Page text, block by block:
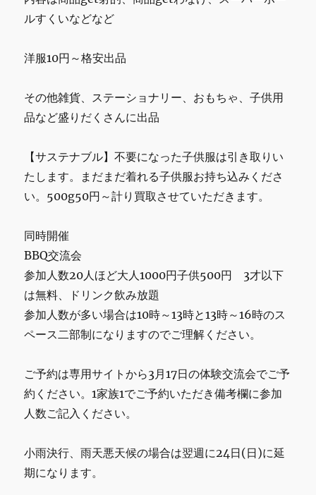
ルすくいなどなど
洋服10円～格安出品
その他雑貨、ステーショナリー、おもちゃ、子供用
品など盛りだくさんに出品
【サステナブル】不要になった子供服は引き取りい
たします。まだまだ着れる子供服お持ち込みくださ
い。500g50円～計り買取させていただきます。
同時開催
BBQ交流会
参加人数20人ほど大人1000円子供500円 3才以下
は無料、ドリンク飲み放題
参加人数が多い場合は10時～13時と13時～16時のス
ペース二部制になりますのでご理解ください。
ご予約は専用サイトから3月17日の体験交流会でご予
約ください。1家族1でご予約いただき備考欄に参加
人数ご記入ください。
小雨決行、雨天悪天候の場合は翌週に24日(日)に延
期になります。